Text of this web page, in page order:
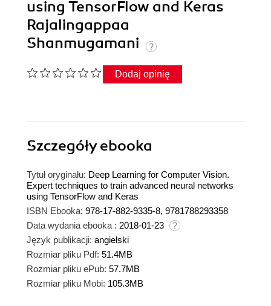
using TensorFlow and Keras
Rajalingappaa
Shanmugamani
Dodaj opinię
Szczegółyebooka
Tytuł oryginału: Deep Learning for Computer Vision.
Expert techniques to train advanced neural networks
using TensorFlow and Keras
ISBN Ebooka: 978-17-882-9335-8, 9781788293358
Data wydania ebooka : 2018-01-23
Język publikacji: angielski
Rozmiar pliku Pdf: 51.4MB
Rozmiar pliku ePub: 57.7MB
Rozmiar pliku Mobi: 105.3MB